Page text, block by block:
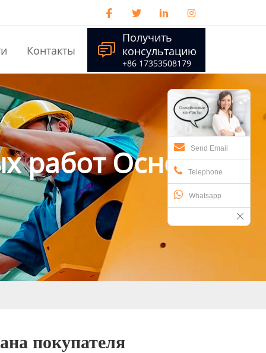
   
Контакты 
Получить
консультацию
+86 17353508179
Send Email
Telephone
Whatsapp
работ Основная
покупателя